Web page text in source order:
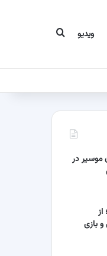
ویدیو جستجو برای
در
از
بازی